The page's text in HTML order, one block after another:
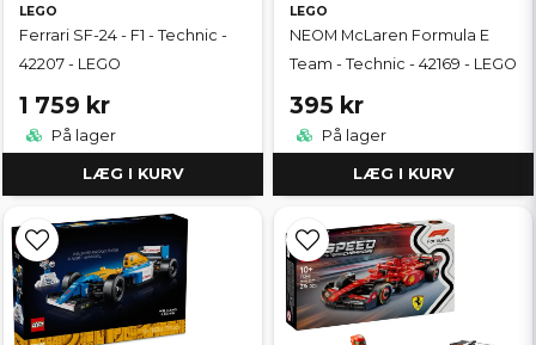
LEGO
Ferrari SF-24 - F1 - Technic -
42207 - LEGO
1 759 kr
På lager
LÆG I KURV
LEGO
NEOM McLaren Formula E
Team - Technic - 42169 - LEGO
395 kr
På lager
LÆG I KURV